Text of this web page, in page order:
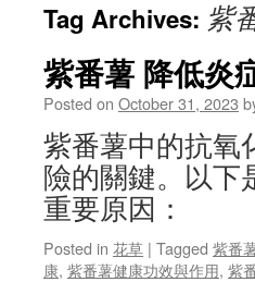
Tag Archives: 紫
紫番薯 降低炎
Posted on October 31, 2023
紫番薯中的抗氧
險的關鍵。以下
重要原因：
Posted in 花草 | Tagged 紫番
康, 紫番薯健康功效與作用, 紫